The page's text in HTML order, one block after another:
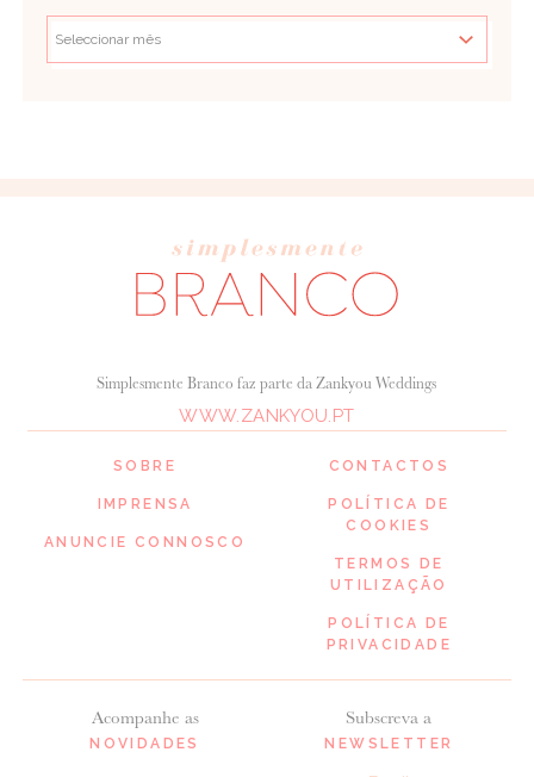
SOBRE
IMPRENSA
ANUNCIE CONNOSCO
Acompanhe as
NOVIDADES
Simplesmente Branco faz parte da Zankyou Weddings
WWW.ZANKYOU.PT
Subscreva a
NEWSLETTER
CONTACTOS
POLÍTICA DE
COOKIES
TERMOS DE
UTILIZAÇÃO
POLÍTICA DE
PRIVACIDADE